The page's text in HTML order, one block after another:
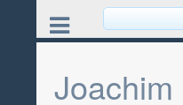
Joachim